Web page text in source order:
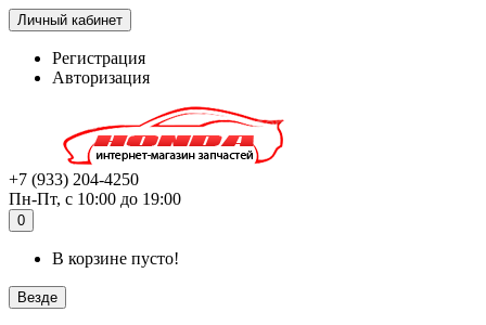
Личный кабинет
Регистрация
Авторизация
+7 (933) 204-4250
Пн-Пт, с 10:00 до 19:00
0
В корзине пусто!
Везде